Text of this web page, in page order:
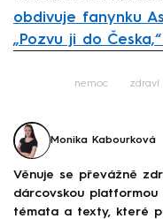
obdivuje fanynku
„Pozvu ji do
nemoc zdraví
Monika Kabourková
Věnuje se převážně
dárcovskou
témata a texty, které